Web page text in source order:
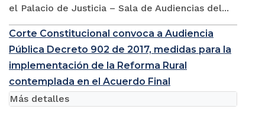
el Palacio de Justicia – Sala de Audiencias del...
Corte Constitucional convoca a Audiencia
Pública Decreto 902 de 2017, medidas para la
implementación de la Reforma Rural
contemplada en el Acuerdo Final
Más detalles